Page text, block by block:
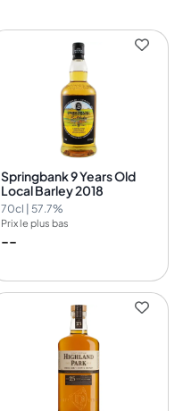
Springbank 9 Years Old
Local Barley 2018
70cl | 57.7%
Prix le plus bas
--